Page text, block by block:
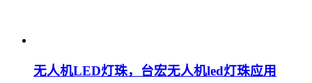
无人机LED灯珠，台宏无人机led灯珠应用